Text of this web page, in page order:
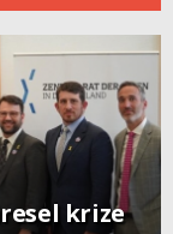
krize